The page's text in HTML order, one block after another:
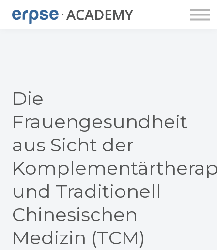
DOZENT:INNEN
Die
Frauengesundheit
aus Sicht der
und Traditionell
Chinesischen
Medizin (TCM)